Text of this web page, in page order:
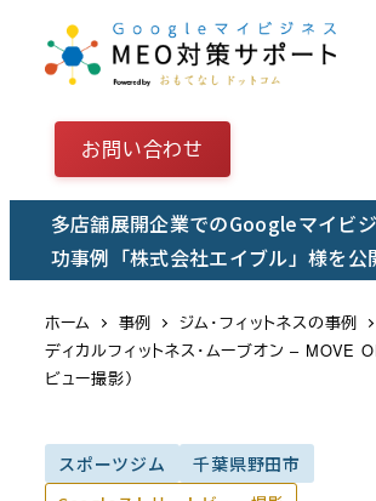
テ
お問い合わせ
多店舗展開企業でのGoogleマイビ
功事例「株式会社エイブル」様を公
ホーム 事例 ジム・フィットネスの事例
ディカルフィットネス・ムーブオン – MOVE
ビュー撮影）
スポーツジム 千葉県野田市